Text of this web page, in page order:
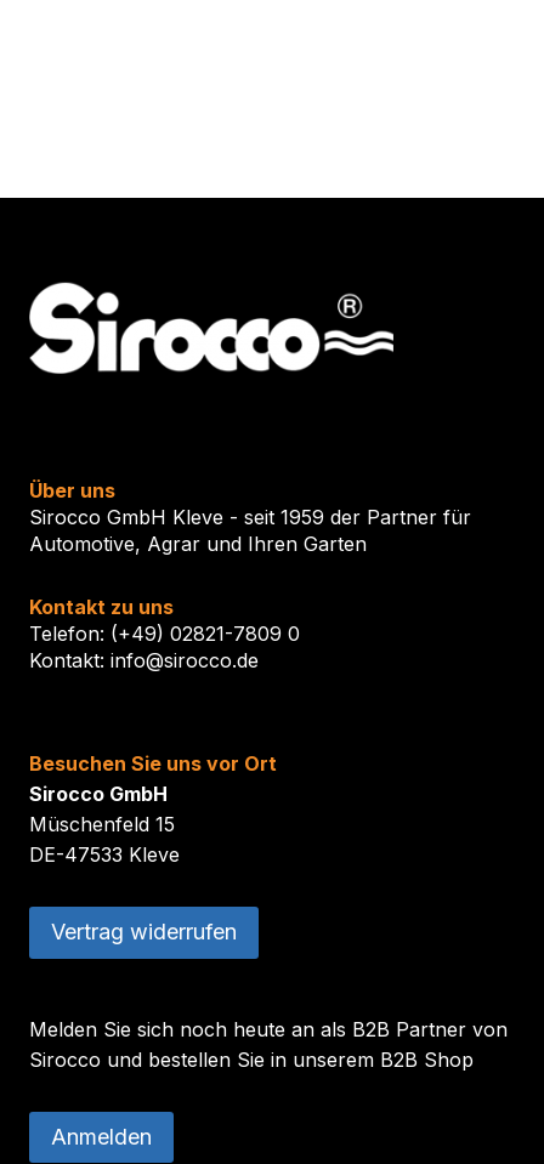
Über uns
Sirocco GmbH Kleve - seit 1959 der Partner für
Automotive, Agrar und Ihren Garten
Kontakt zu uns
Telefon: (+49) 02821-7809 0
Kontakt: info@sirocco.de
Besuchen Sie uns vor Ort
Sirocco GmbH
Müschenfeld 15
DE-47533 Kleve
Vertrag widerrufen
Melden Sie sich noch heute an als B2B Partner von
Sirocco und bestellen Sie in unserem B2B Shop
Anmelden